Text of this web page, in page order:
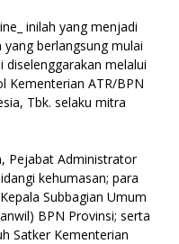
inilah yang menjadi
berlangsung mulai
diselenggarakan melalui
Kementerian ATR/BPN
Tbk. selaku mitra
Pejabat Administrator
kehumasan; para
Subbagian Umum
BPN Provinsi; serta
Satker Kementerian